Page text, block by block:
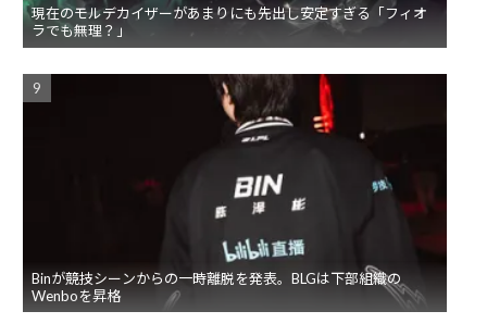
現在のモルデカイザーがあまりにも先出し安定すぎる「フィオ
ラでも無理？」
Binが競技シーンからの一時離脱を発表。BLGは下部組織の
Wenboを昇格